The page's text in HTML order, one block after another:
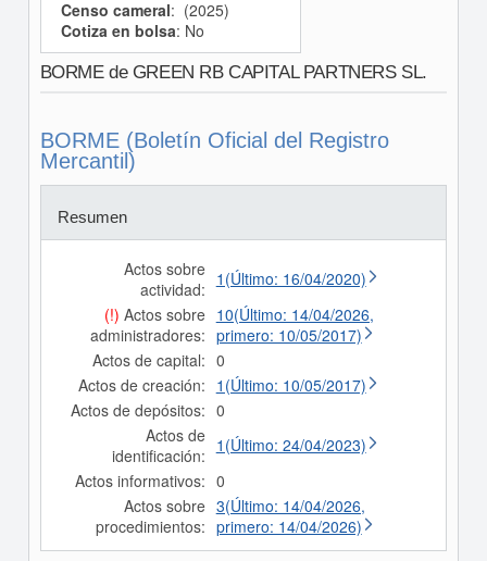
Censo cameral: (2025)
Cotiza en bolsa: No
BORME de GREEN RB CAPITAL PARTNERS SL.
BORME (Boletín Oficial del Registro
Mercantil)
Resumen
Actos sobre
actividad: 1(Último: 16/04/2020)
(!) Actos sobre
administradores:
10(Último: 14/04/2026,
primero: 10/05/2017)
Actos de capital: 0
Actos de creación: 1(Último: 10/05/2017)
Actos de depósitos: 0
Actos de
identificación: 1(Último: 24/04/2023)
Actos informativos: 0
Actos sobre
procedimientos:
3(Último: 14/04/2026,
primero: 14/04/2026)